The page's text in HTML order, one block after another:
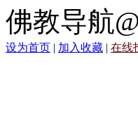
佛教导航
设为首页 | 加入收藏 | 在线